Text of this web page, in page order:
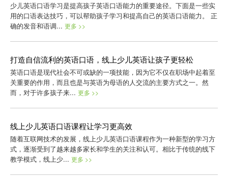
少儿英语口语学习是提高孩子英语口语能力的重要途径。下面是一些实
用的口语表达技巧，可以帮助孩子学习和提高自己的英语口语能力。 正
确的发音和语调... 更多 >>
打造自信流利的英语口语，线上少儿英语让孩子更轻松
英语口语是现代社会不可或缺的一项技能，因为它不仅在职场中起着至
关重要的作用，而且也是与英语为母语的人交流的主要方式之一。然
而，对于许多孩子来... 更多 >>
线上少儿英语口语课程让学习更高效
随着互联网技术的发展，线上少儿英语口语课程作为一种新型的学习方
式，逐渐受到了越来越多家长和学生的关注和认可。相比于传统的线下
教学模式，线上少... 更多 >>